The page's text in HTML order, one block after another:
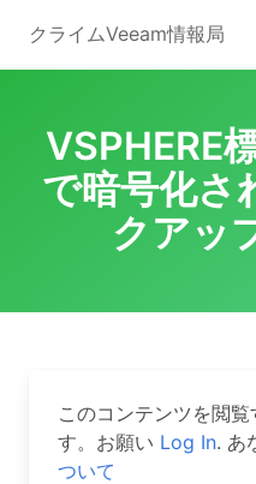
content
クライムVeeam情報局
VSPHERE
で暗号化さ
クアッ
このコンテンツを閲
す。お願い Log In. あ
ついて